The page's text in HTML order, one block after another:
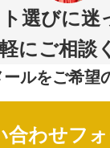
選びに迷
にご相談
ールをご希望
合わせフ